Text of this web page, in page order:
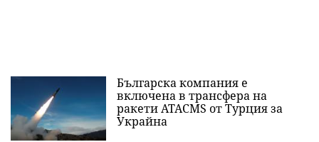
Българска компания е
включена в трансфера на
ракети ATACMS от Турция за
Украйна